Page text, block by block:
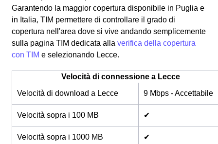
Garantendo la maggior copertura disponibile in Puglia e
in Italia, TIM permettere di controllare il grado di
copertura nell'area dove si vive andando semplicemente
sulla pagina TIM dedicata alla verifica della copertura
con TIM e selezionando Lecce.
Velocità di connessione a Lecce
Velocità di download a Lecce
9 Mbps - Accettabile
Velocità sopra i 100 MB ✔
Velocità sopra i 1000 MB ✔